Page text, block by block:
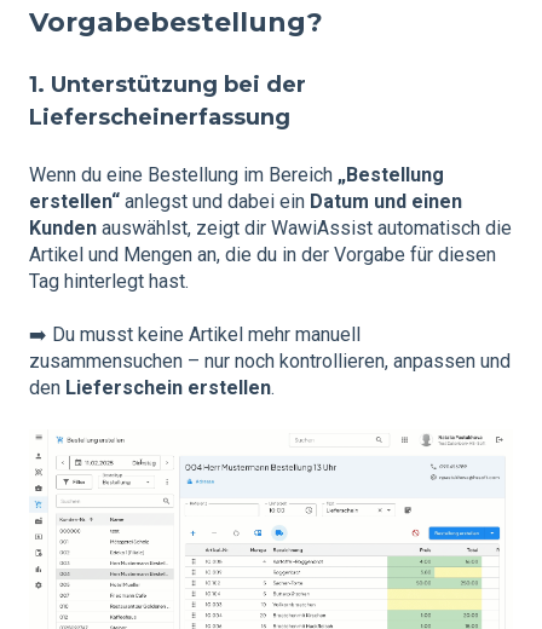
Vorgabebestellung?
1. Unterstützung bei der
Lieferscheinerfassung
Wenn du eine Bestellung im Bereich „Bestellung
erstellen“ anlegst und dabei ein Datum und einen
Kunden auswählst, zeigt dir WawiAssist automatisch die
Artikel und Mengen an, die du in der Vorgabe für diesen
Tag hinterlegt hast.
➡️ Du musst keine Artikel mehr manuell
zusammensuchen – nur noch kontrollieren, anpassen und
den Lieferschein erstellen.